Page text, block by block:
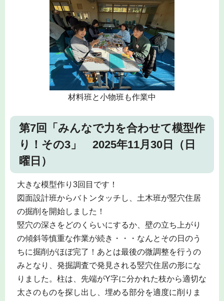
材料班と小物班も作業中
第7回「みんなで力を合わせて模型作
り！その3」 2025年11月30日（日
曜日）
大きな模型作り3回目です！
図面設計班からバトンタッチし、土木班が竪穴住居
の掘削を開始しました！
竪穴の深さをどのくらいにするか、壁の立ち上がり
の傾斜等慎重な作業が続き・・・なんとその日のう
ちに掘削がほぼ完了！あとは最後の微調整を行うの
みとなり、発掘調査で発見される竪穴住居の形にな
りました。柱は、先端がY字に分かれた枝から適切な
太さのものを探し出し、埋める部分を適度に削りま